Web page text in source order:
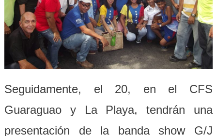
Seguidamente, el 20, en el CFS
Guaraguao y La Playa, tendrán una
presentación de la banda show G/J